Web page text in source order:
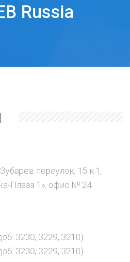
Russia
переулок, 15 к.1,
Плаза 1», офис № 24
3230, 3229, 3210)
3230, 3229, 3210)